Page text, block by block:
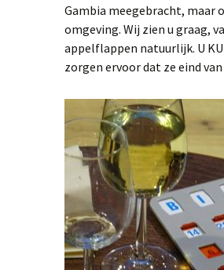
Gambia meegebracht, maar
omgeving. Wij zien u graag,
appelflappen natuurlijk. U
zorgen ervoor dat ze eind